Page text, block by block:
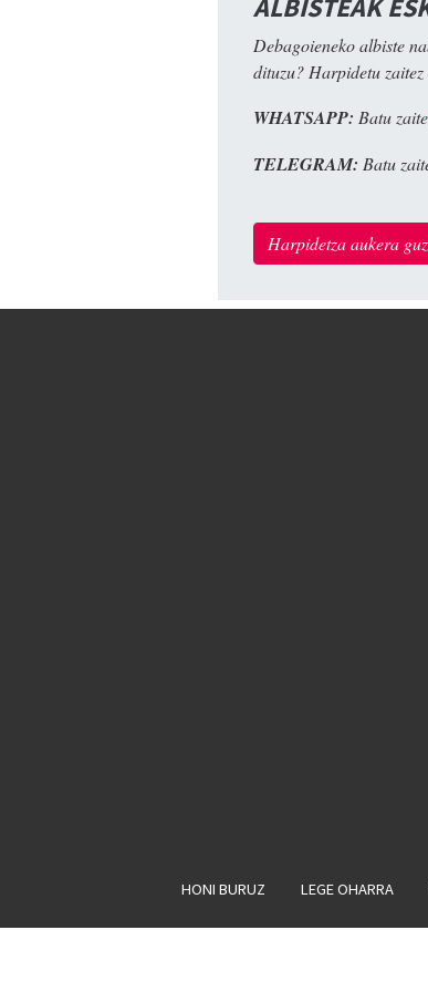
Debagoieneko albiste
dituzu? Harpidetu
WHATSAPP: Batu
TELEGRAM: Batu
Harpidetza aukera
HONI BURUZ LEGE OHARRA